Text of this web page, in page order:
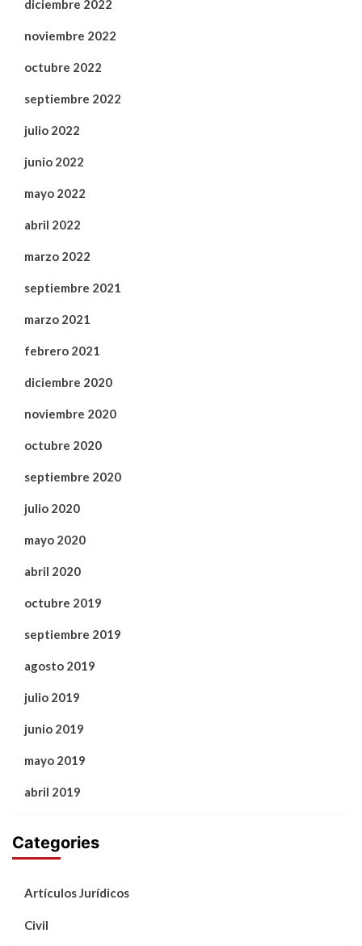
diciembre 2022
noviembre 2022
octubre 2022
septiembre 2022
julio 2022
junio 2022
mayo 2022
abril 2022
marzo 2022
septiembre 2021
marzo 2021
febrero 2021
diciembre 2020
noviembre 2020
octubre 2020
septiembre 2020
julio 2020
mayo 2020
abril 2020
octubre 2019
septiembre 2019
agosto 2019
julio 2019
junio 2019
mayo 2019
abril 2019
Categories
Artículos Jurídicos
Civil